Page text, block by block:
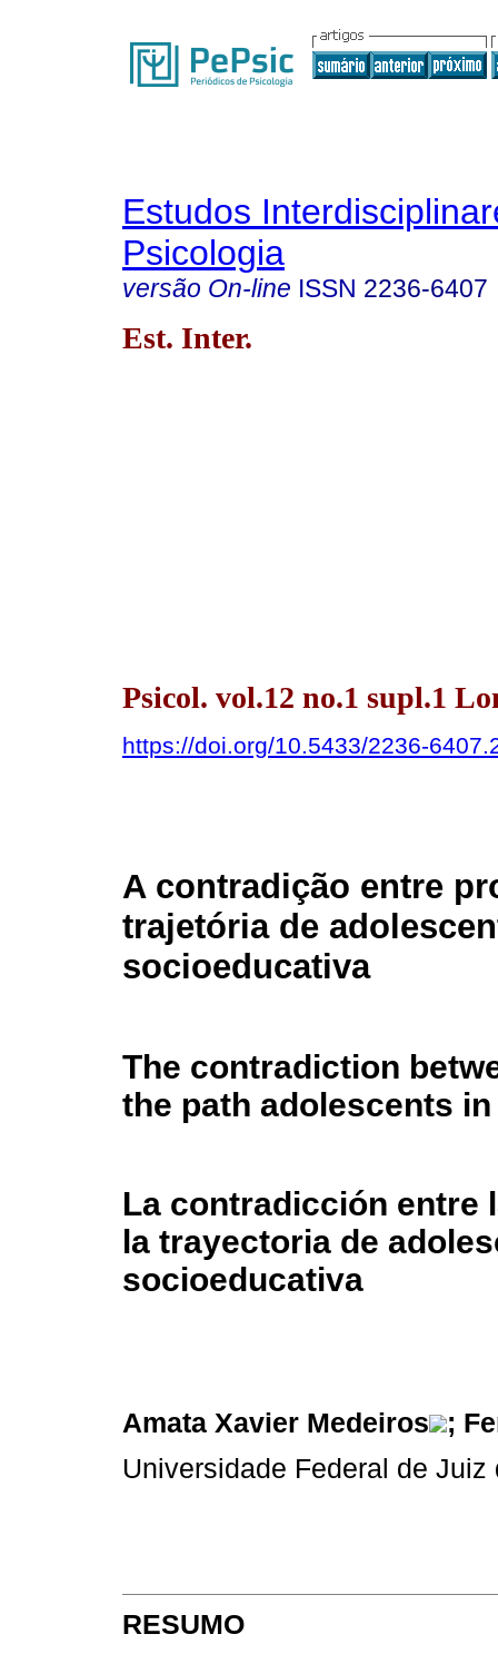
Estudos
Psicologia
versão On-line ISSN 2236-6407
Est. Inter.
Psicol. vol.12 no.1 supl.1
https://doi.org/10.5433/2236-
A contradição entre
trajetória de
socioeducativa
The contradiction
the path adolescents
La contradicción entre
la trayectoria de
socioeducativa
Amata Xavier Medeiros
;
Universidade Federal de Juiz
RESUMO